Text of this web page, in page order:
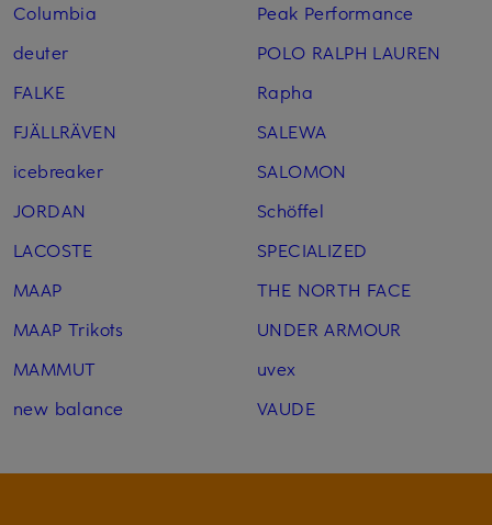
Columbia
deuter
FALKE
FJÄLLRÄVEN
icebreaker
JORDAN
LACOSTE
MAAP
MAAP Trikots
MAMMUT
new balance
Peak Performance
POLO RALPH LAUREN
Rapha
SALEWA
SALOMON
Schöffel
SPECIALIZED
THE NORTH FACE
UNDER ARMOUR
uvex
VAUDE